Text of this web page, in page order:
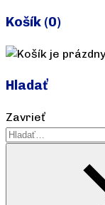
Košík (0)
Hladať
Zavrieť